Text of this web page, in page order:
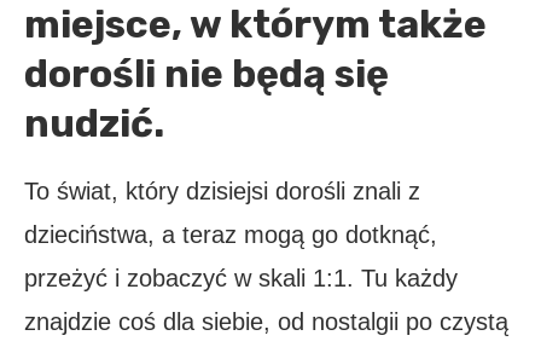
miejsce, w którym także
dorośli nie będą się
nudzić.
To świat, który dzisiejsi dorośli znali z
dzieciństwa, a teraz mogą go dotknąć,
przeżyć i zobaczyć w skali 1:1. Tu każdy
znajdzie coś dla siebie, od nostalgii po czystą